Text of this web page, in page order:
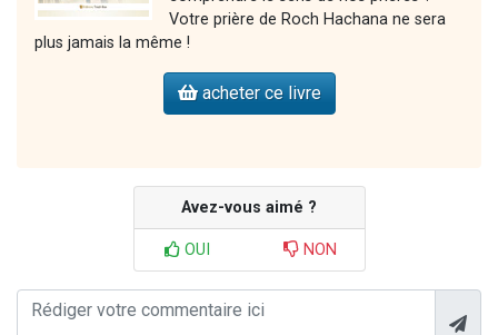
Votre prière de Roch Hachana ne sera
plus jamais la même !
acheter ce livre
Avez-vous aimé ?
OUI NON